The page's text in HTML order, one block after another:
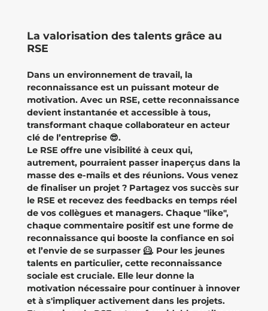
La valorisation des talents grâce au
RSE
Dans un environnement de travail, la
reconnaissance est un puissant moteur de
motivation. Avec un RSE, cette reconnaissance
devient instantanée et accessible à tous,
transformant chaque collaborateur en acteur
clé de l’entreprise 😎.
Le RSE offre une visibilité à ceux qui,
autrement, pourraient passer inaperçus dans la
masse des e-mails et des réunions. Vous venez
de finaliser un projet ? Partagez vos succès sur
le RSE et recevez des feedbacks en temps réel
de vos collègues et managers. Chaque "like",
chaque commentaire positif est une forme de
reconnaissance qui booste la confiance en soi
et l’envie de se surpasser 🦸. Pour les jeunes
talents en particulier, cette reconnaissance
sociale est cruciale. Elle leur donne la
motivation nécessaire pour continuer à innover
et à s'impliquer activement dans les projets.